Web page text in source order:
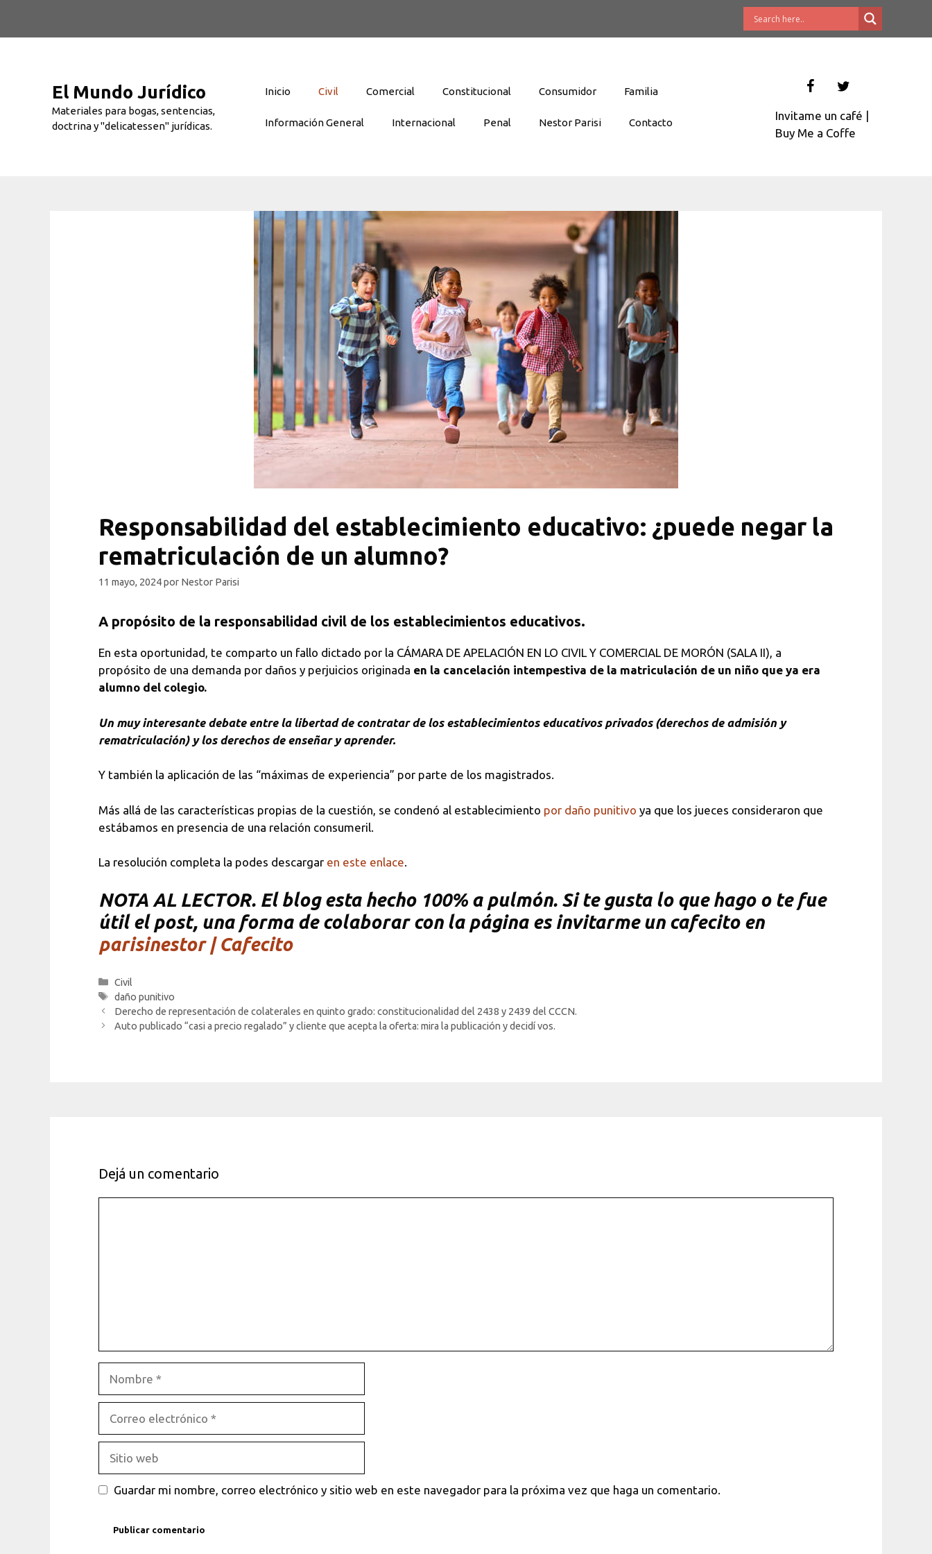
El Mundo Jurídico
Materiales para bogas, sentencias,
doctrina y "delicatessen" jurídicas.
Inicio Civil Comercial Constitucional Consumidor Familia
Información General Internacional Penal Nestor Parisi Contacto
Invitame un café |
Buy Me a Coffe
Responsabilidad del establecimiento educativo: ¿puede negar la
rematriculación de un alumno?
11 mayo, 2024por Nestor Parisi
A propósito de la responsabilidad civil de los establecimientos educativos.
En esta oportunidad, te comparto un fallo dictado por la CÁMARA DE APELACIÓN EN LO CIVIL Y COMERCIAL DE MORÓN (SALA II), a
propósito de una demanda por daños y perjuicios originada en la cancelación intempestiva de la matriculación de un niño que ya era
alumno del colegio.
Un muy interesante debate entre la libertad de contratar de los establecimientos educativos privados (derechos de admisión y
rematriculación) y los derechos de enseñar y aprender.
Y también la aplicación de las “máximas de experiencia” por parte de los magistrados.
Más allá de las características propias de la cuestión, se condenó al establecimiento por daño punitivo ya que los jueces consideraron que
estábamos en presencia de una relación consumeril.
La resolución completa la podes descargar en este enlace.
NOTA AL LECTOR. El blog esta hecho 100% a pulmón. Si te gusta lo que hago o te fue
útil el post, una forma de colaborar con la página es invitarme un cafecito en
parisinestor | Cafecito
Categorías
Civil
Etiquetas
daño punitivo
Derecho de representación de colaterales en quinto grado: constitucionalidad del 2438 y 2439 del CCCN.
Auto publicado “casi a precio regalado” y cliente que acepta la oferta: mira la publicación y decidí vos.
Dejá un comentario
electrónico
web
Guardar mi nombre, correo electrónico y sitio web en este navegador para la próxima vez que haga un comentario.